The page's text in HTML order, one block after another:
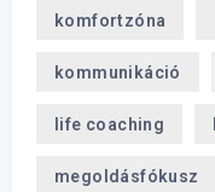
komfortzóna
kommunikáció
life coaching
megoldásfókusz